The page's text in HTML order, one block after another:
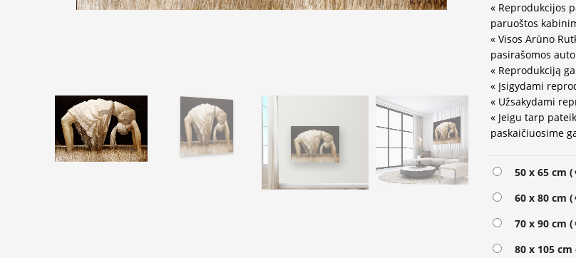
« Reprodukcijos
paruoštos
« Visos Arūno
pasirašomos
« Reprodukciją
« Įsigydami
« Užsakydami
« Jeigu tarp
paskaičiuosime
50 x 65 cm (
60 x 80 cm (
70 x 90 cm (
80 x 105 cm
Alternative: